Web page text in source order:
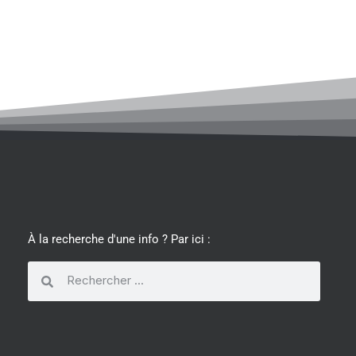
À la recherche d'une info ? Par ici :